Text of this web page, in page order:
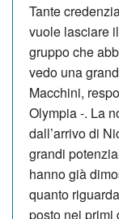
Tante
vuole lasciare
gruppo che
vedo una
Macchini,
Olympia -. La
dall’arrivo di
grandi
hanno già
quanto
posto nei primi